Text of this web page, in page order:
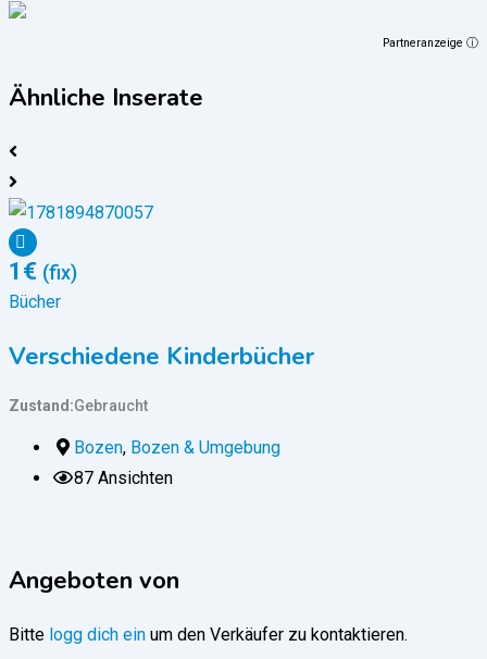
Partneranzeige ⓘ
Ähnliche Inserate
1 € (fix)
Bücher
Verschiedene Kinderbücher
Zustand Gebraucht
Bozen, Bozen & Umgebung
87 Ansichten
Angeboten von
Bitte logg dich ein um den Verkäufer zu kontaktieren.